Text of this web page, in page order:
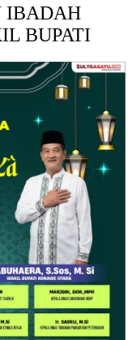
IBADAH
BUPATI